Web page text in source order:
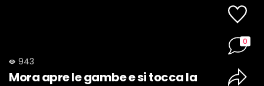
943
Mora apre le gambe e si tocca la
0